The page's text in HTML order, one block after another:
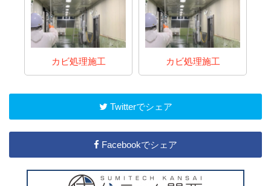
カビ処理施工 カビ処理施工
Twitterでシェア
Facebookでシェア